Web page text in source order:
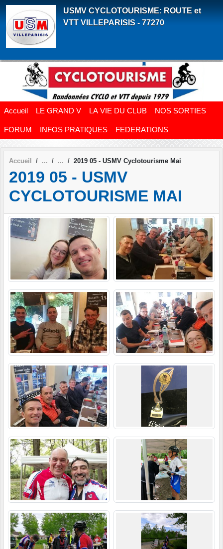
USMV CYCLOTOURISME: ROUTE et
VTT VILLEPARISIS - 77270
Accueil LE GRAND V LA VIE DU CLUB NOS SORTIES
FORUM INFOS PRATIQUES FEDERATIONS
Accueil 2019 05 - USMV Cyclotourisme Mai
2019 05 - USMV
CYCLOTOURISME MAI
Panneau de gestion des cookies